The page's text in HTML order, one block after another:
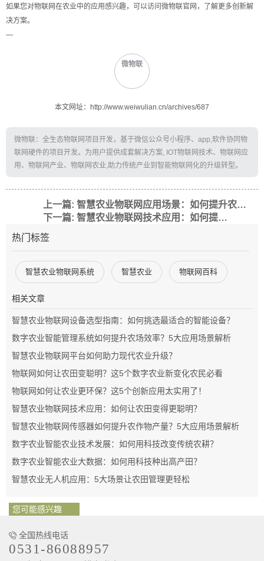
如果您对物联网在农业中的应用感兴趣，可以访问微物联官网，了解更多创新解
决方案。
—
微物联
本文网址：http://www.weiwulian.cn/archives/687
微物联：全生态物联网项目开发，基于微信公众号小程序、app,软件协同物
联网硬件的项目开发。为用户提供成套解决方案, IOT物联网技术、物联网应
用、物联网产业、物联网农业,助力传统产业到智能物联网化的升级转型。
上一篇: 智慧农业物联网应用场景：如何提升农业生产效率？
下一篇: 智慧农业物联网技术应用：如何提升农业生产效率？
热门标签
智慧农业物联网系统 智慧农业 物联网百科
相关文章
智慧农业物联网设备选型指南：如何挑选最适合的智能设备？
数字农业智能管理系统如何提升农场效率？5大应用场景解析
智慧农业物联网平台如何助力现代农业升级？
物联网如何让农田变聪明？这5个数字农业新变化农民必看
物联网如何让农业更环保？这5个创新应用太实用了！
智慧农业物联网技术应用：如何让农田变得更聪明？
智慧农业物联网传感器如何提升农作物产量？5大应用场景解析
数字农业智能农业技术发展：如何用科技改变传统农耕？
数字农业智能农业大数据：如何用科技种出高产田？
智慧农业无人机应用：5大场景让农田管理更轻松
您可能感兴趣
全国热线电话
0531-86088957